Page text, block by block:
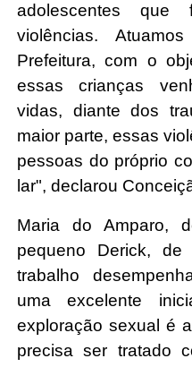
adolescentes que
violências.
Prefeitura, com o
essas crianças
vidas, diante dos
maior parte, essas
pessoas do próprio
lar", declarou
Maria do Amparo,
pequeno Derick,
trabalho
uma excelente
exploração sexual é
precisa ser tratado